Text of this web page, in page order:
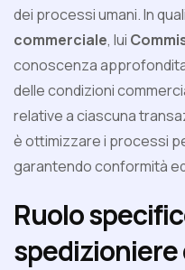
dei processi umani. In
commerciale, lui
conoscenza
delle condizioni
relative a ciascuna
è ottimizzare i processi
garantendo conformità
Ruolo
spedizioniere